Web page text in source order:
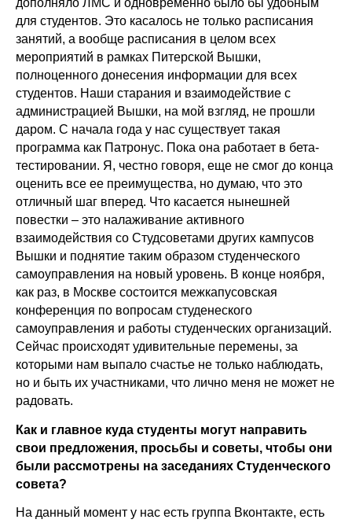
дополняло ЛМС и одновременно было бы удобным
для студентов. Это касалось не только расписания
занятий, а вообще расписания в целом всех
мероприятий в рамках Питерской Вышки,
полноценного донесения информации для всех
студентов. Наши старания и взаимодействие с
администрацией Вышки, на мой взгляд, не прошли
даром. С начала года у нас существует такая
программа как Патронус. Пока она работает в бета-
тестировании. Я, честно говоря, еще не смог до конца
оценить все ее преимущества, но думаю, что это
отличный шаг вперед. Что касается нынешней
повестки – это налаживание активного
взаимодействия со Студсоветами других кампусов
Вышки и поднятие таким образом студенческого
самоуправления на новый уровень. В конце ноября,
как раз, в Москве состоится межкапусовская
конференция по вопросам студенеского
самоуправления и работы студенческих организаций.
Сейчас происходят удивительные перемены, за
которыми нам выпало счастье не только наблюдать,
но и быть их участниками, что лично меня не может не
радовать.
Как и главное куда студенты могут направить
свои предложения, просьбы и советы, чтобы они
были рассмотрены на заседаниях Студенческого
совета?
На данный момент у нас есть группа Вконтакте, есть